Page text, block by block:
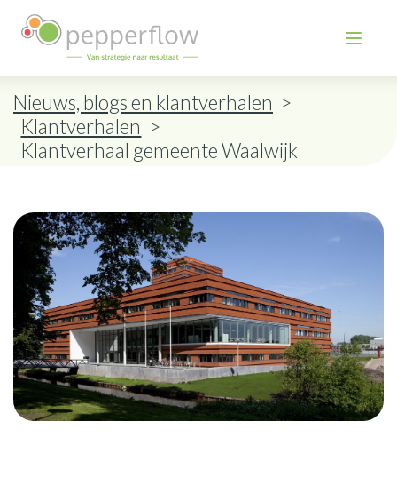
Nieuws, blogs en klantverhalen >
Klantverhalen >
Klantverhaal gemeente Waalwijk